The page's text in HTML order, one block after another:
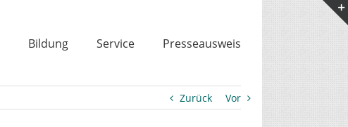
Bildung Service Presseausweis
Zurück Vor